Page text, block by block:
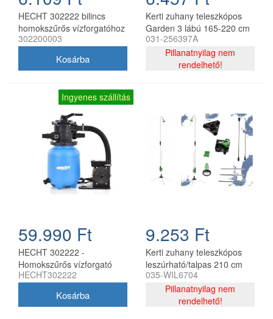
HECHT 302222 bilincs
homokszűrős vízforgatóhoz
302200003
Kerti zuhany teleszkópos
Garden 3 lábú 165-220 cm
ST
031-256397A
Pillanatnyilag nem
rendelhető!
Ingyenes szállítás
59.990 Ft
HECHT 302222 -
Homokszűrős vízforgató
HECHT302222
9.253 Ft
Kerti zuhany teleszkópos
leszúrható/talpas 210 cm
CH
035-WIL6704
Pillanatnyilag nem
rendelhető!